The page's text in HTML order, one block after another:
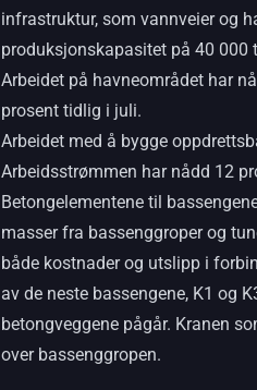
infrastruktur, som vannveier og
produksjonskapasitet på 40 000
Arbeidet på havneområdet har
prosent tidlig i juli.
Arbeidet med å bygge
Arbeidsstrømmen har nådd 12
Betongelementene til
masser fra bassenggroper og
både kostnader og utslipp i
av de neste bassengene, K1 og
betongveggene pågår. Kranen
over bassenggropen.